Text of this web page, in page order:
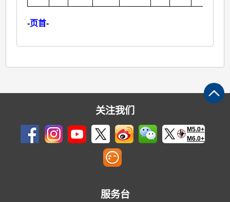
-页首-
关注我们
M5.0+
M6.0+
服务台